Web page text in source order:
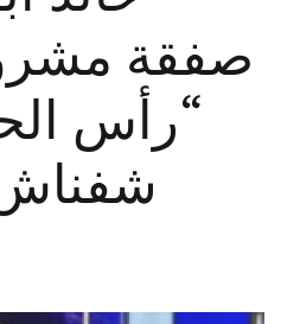
صفقة
“رأس
شفناش